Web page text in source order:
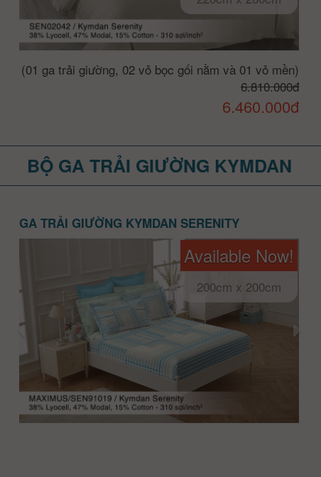
(01 ga trải giường, 02 vỏ bọc gối nằm và 01 vỏ mền)
6.810.000đ
6.460.000đ
BỘ GA TRẢI GIƯỜNG KYMDAN
GA TRẢI GIƯỜNG KYMDAN SERENITY
Available Now!
200cm x 200cm